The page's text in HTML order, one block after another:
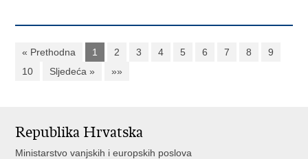
« Prethodna 1 2 3 4 5 6 7 8
9
10
Sljedeća » »»
Republika Hrvatska
Ministarstvo vanjskih i europskih poslova